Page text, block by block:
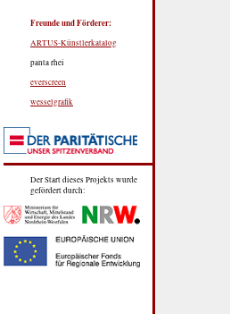
Freunde und Förderer:
ARTUS-Künstlerkatalog
panta rhei
everscreen
wesselgrafik
Der Start dieses Projekts wurde
gefördert durch: